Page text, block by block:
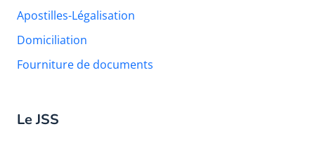
Apostilles-Légalisation
Domiciliation
Fourniture de documents
Le JSS